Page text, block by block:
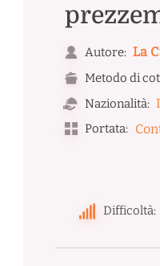
Autore: La
Metodo di
Nazionalità:
Portata:
Difficoltà: